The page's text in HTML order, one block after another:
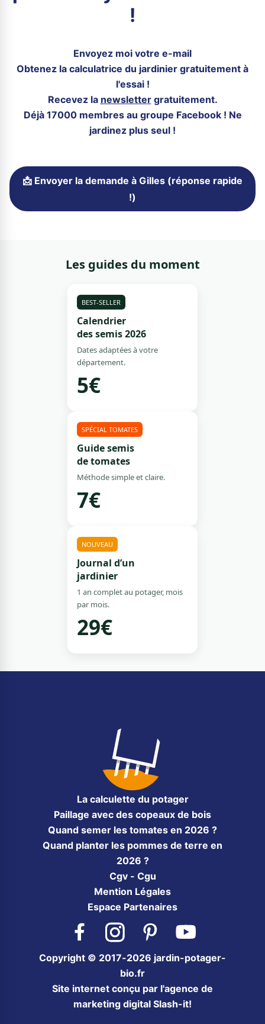
!
Envoyez moi votre e-mail
Obtenez la calculatrice du jardinier gratuitement à
l'essai !
Recevez la newslettergratuitement.
Déjà 17000 membres au groupe Facebook ! Ne
jardinez plus seul !
📩 Envoyer la demande à Gilles (réponse rapide
!)
Les guides du moment
BEST-SELLER
Calendrier
des semis 2026
Dates adaptées à votre
département.
5€
SPÉCIAL TOMATES
Guide semis
de tomates
Méthode simple et claire.
7€
NOUVEAU
Journal d’un
jardinier
1 an complet au potager, mois
par mois.
29€
La calculette du potager
Paillage avec des copeaux de bois
Quand semer les tomates en 2026 ?
Quand planter les pommes de terre en
2026 ?
Cgv - Cgu
Mention Légales
Espace Partenaires
Facebook InstagramPinterest YouTube
Copyright © 2017-2026 jardin-potager-
bio.fr
Site internet conçu par l'agence de
marketing digital Slash-it!